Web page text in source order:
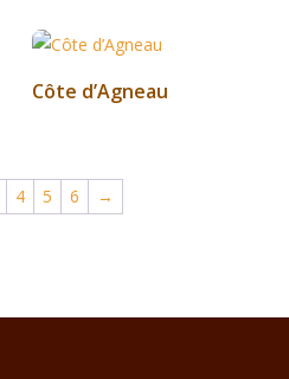
Côte d’Agneau
4 5 6 →